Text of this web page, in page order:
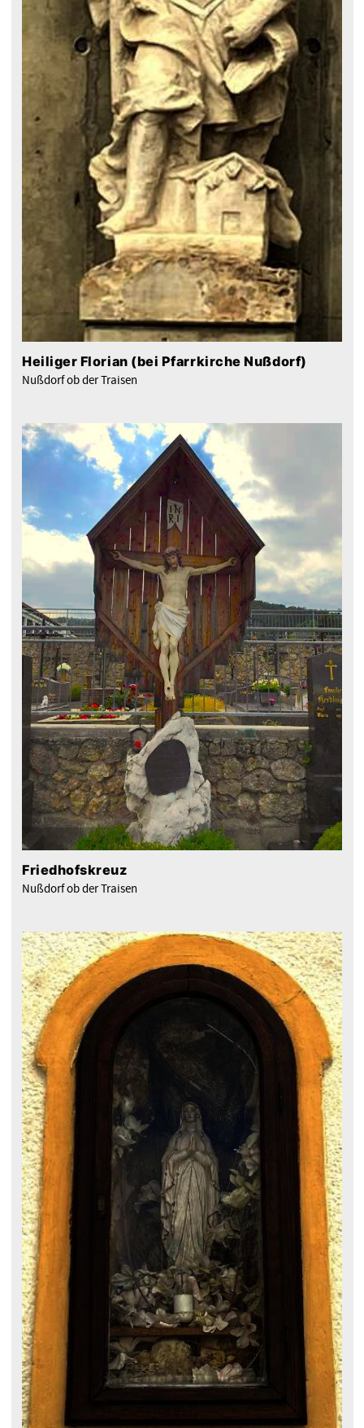
Heiliger Florian (bei Pfarrkirche Nußdorf)
Nußdorf ob der Traisen
Friedhofskreuz
Nußdorf ob der Traisen